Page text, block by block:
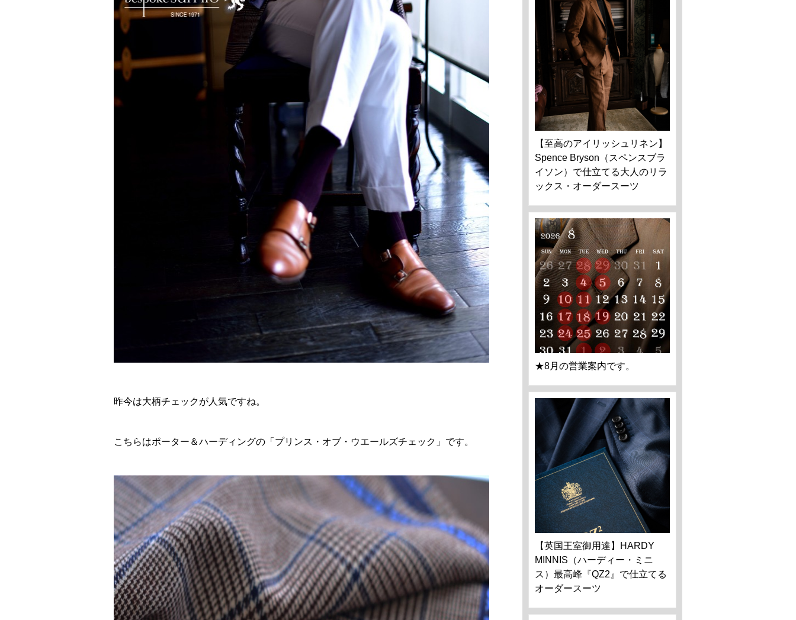
昨今は大柄チェックが人気ですね。
こちらはポーター＆ハーディングの「プリンス・オブ・ウエールズチェック」です。
【至高のアイリッシュリネン】
Spence Bryson（スペンスブラ
イソン）で仕立てる大人のリラ
ックス・オーダースーツ
★8月の営業案内です。
【英国王室御用達】HARDY
MINNIS（ハーディー・ミニ
ス）最高峰『QZ2』で仕立てる
オーダースーツ